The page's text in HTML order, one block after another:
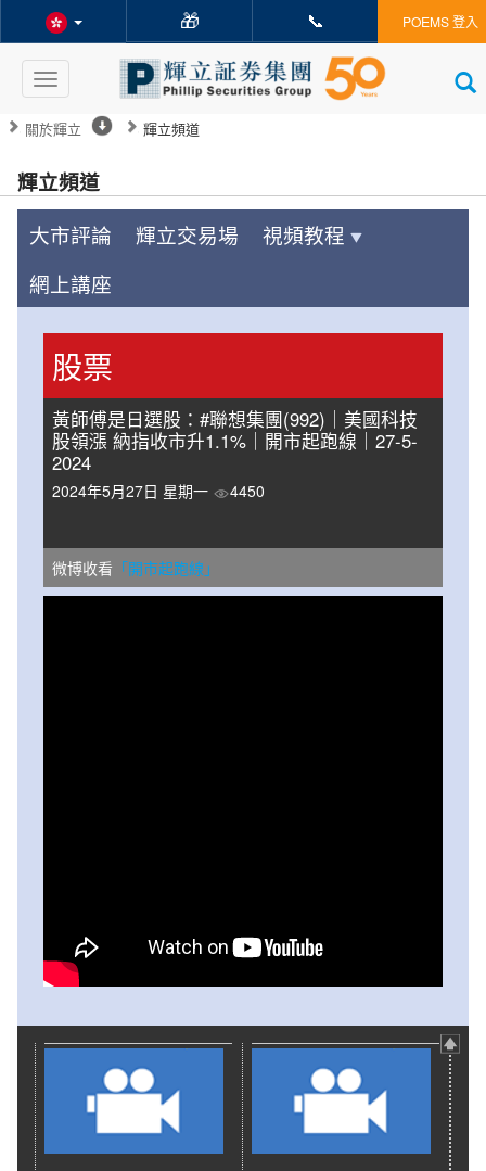
🎁 📞 POEMS 登入
Toggle
navigation
關於輝立 輝立頻道
輝立頻道
大市評論 輝立交易場
視頻教程
網上講座
股票
黃師傅是日選股：#聯想集團(992)｜美國科技
股領漲 納指收市升1.1%｜開市起跑線｜27-5-
2024
2024年5月27日 星期一 4450
微博收看 「開市起跑線」